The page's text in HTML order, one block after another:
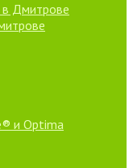
в Дмитрове
и Optima